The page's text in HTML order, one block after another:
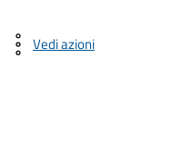
Vedi azioni